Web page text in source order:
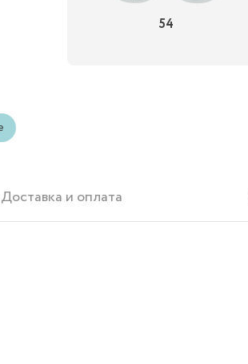
54
Доставка и оплата